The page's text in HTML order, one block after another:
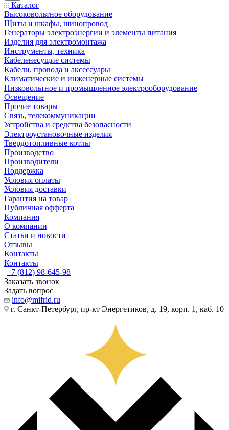
Каталог
Высоковольтное оборудование
Щиты и шкафы, шинопровод
Генераторы электроэнергии и элементы питания
Изделия для электромонтажа
Инструменты, техника
Кабеленесущие системы
Кабели, провода и аксессуары
Климатические и инженерные системы
Низковольтное и промышленное электрооборудование
Освещение
Прочие товары
Связь, телекоммуникации
Устройства и средства безопасности
Электроустановочные изделия
Твердотопливные котлы
Производство
Производители
Поддержка
Условия оплаты
Условия доставки
Гарантия на товар
Публичная офферта
Компания
О компании
Статьи и новости
Отзывы
Контакты
Контакты
+7 (812) 98-645-98
Заказать звонок
Задать вопрос
info@mifrid.ru
г. Санкт-Петербург, пр-кт Энергетиков, д. 19, корп. 1, каб. 10